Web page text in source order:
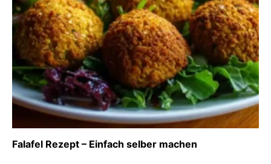
Falafel Rezept – Einfach selber machen